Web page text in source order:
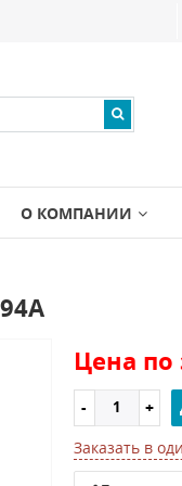
О КОМПАНИИ
Цена по
Заказать в